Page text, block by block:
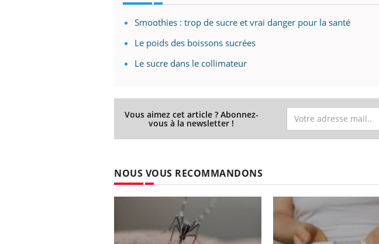
Smoothies : trop de sucre et vrai danger pour la santé
Le poids des boissons sucrées
Le sucre dans le collimateur
Vous aimez cet article ? Abonnez-
vous à la newsletter !
NOUS VOUS RECOMMANDONS